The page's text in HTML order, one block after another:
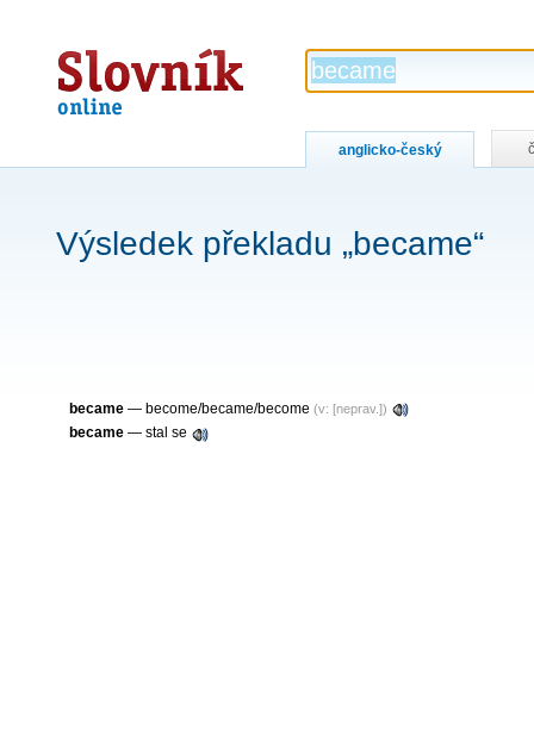
Slovník
online
anglicko-český
Výsledek překladu „became“
became — become/became/become (v: [neprav.])
became — stal se